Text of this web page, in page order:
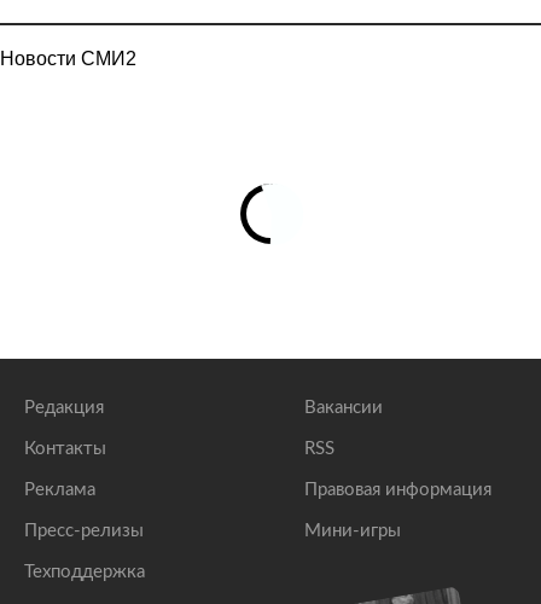
Новости СМИ2
Редакция
Контакты
Реклама
Пресс-релизы
Техподдержка
Вакансии
RSS
Правовая информация
Мини-игры